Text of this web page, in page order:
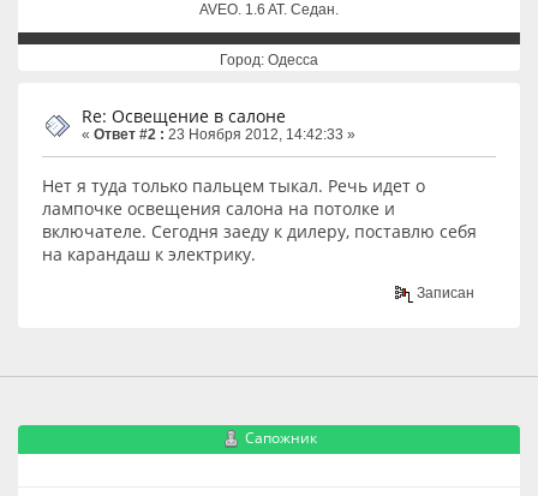
AVEO. 1.6 AT. Cедан.
Город: Одесса
Re: Освещение в салоне
« Ответ #2 : 23 Ноября 2012, 14:42:33 »
Нет я туда только пальцем тыкал. Речь идет о
лампочке освещения салона на потолке и
включателе. Сегодня заеду к дилеру, поставлю себя
на карандаш к электрику.
Записан
Сапожник